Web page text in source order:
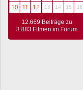
10
11 12 13 14 15 16
12.669 Beiträge zu
3.883 Filmen im Forum